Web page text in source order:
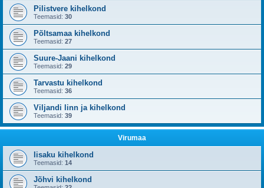
Pilistvere kihelkond
Teemasid: 30
Põltsamaa kihelkond
Teemasid: 27
Suure-Jaani kihelkond
Teemasid: 29
Tarvastu kihelkond
Teemasid: 36
Viljandi linn ja kihelkond
Teemasid: 39
Virumaa
Iisaku kihelkond
Teemasid: 14
Jõhvi kihelkond